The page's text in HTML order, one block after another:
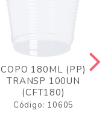
COPO 180ML (PP)
TRANSP 100UN
(CFT180)
Código: 10605